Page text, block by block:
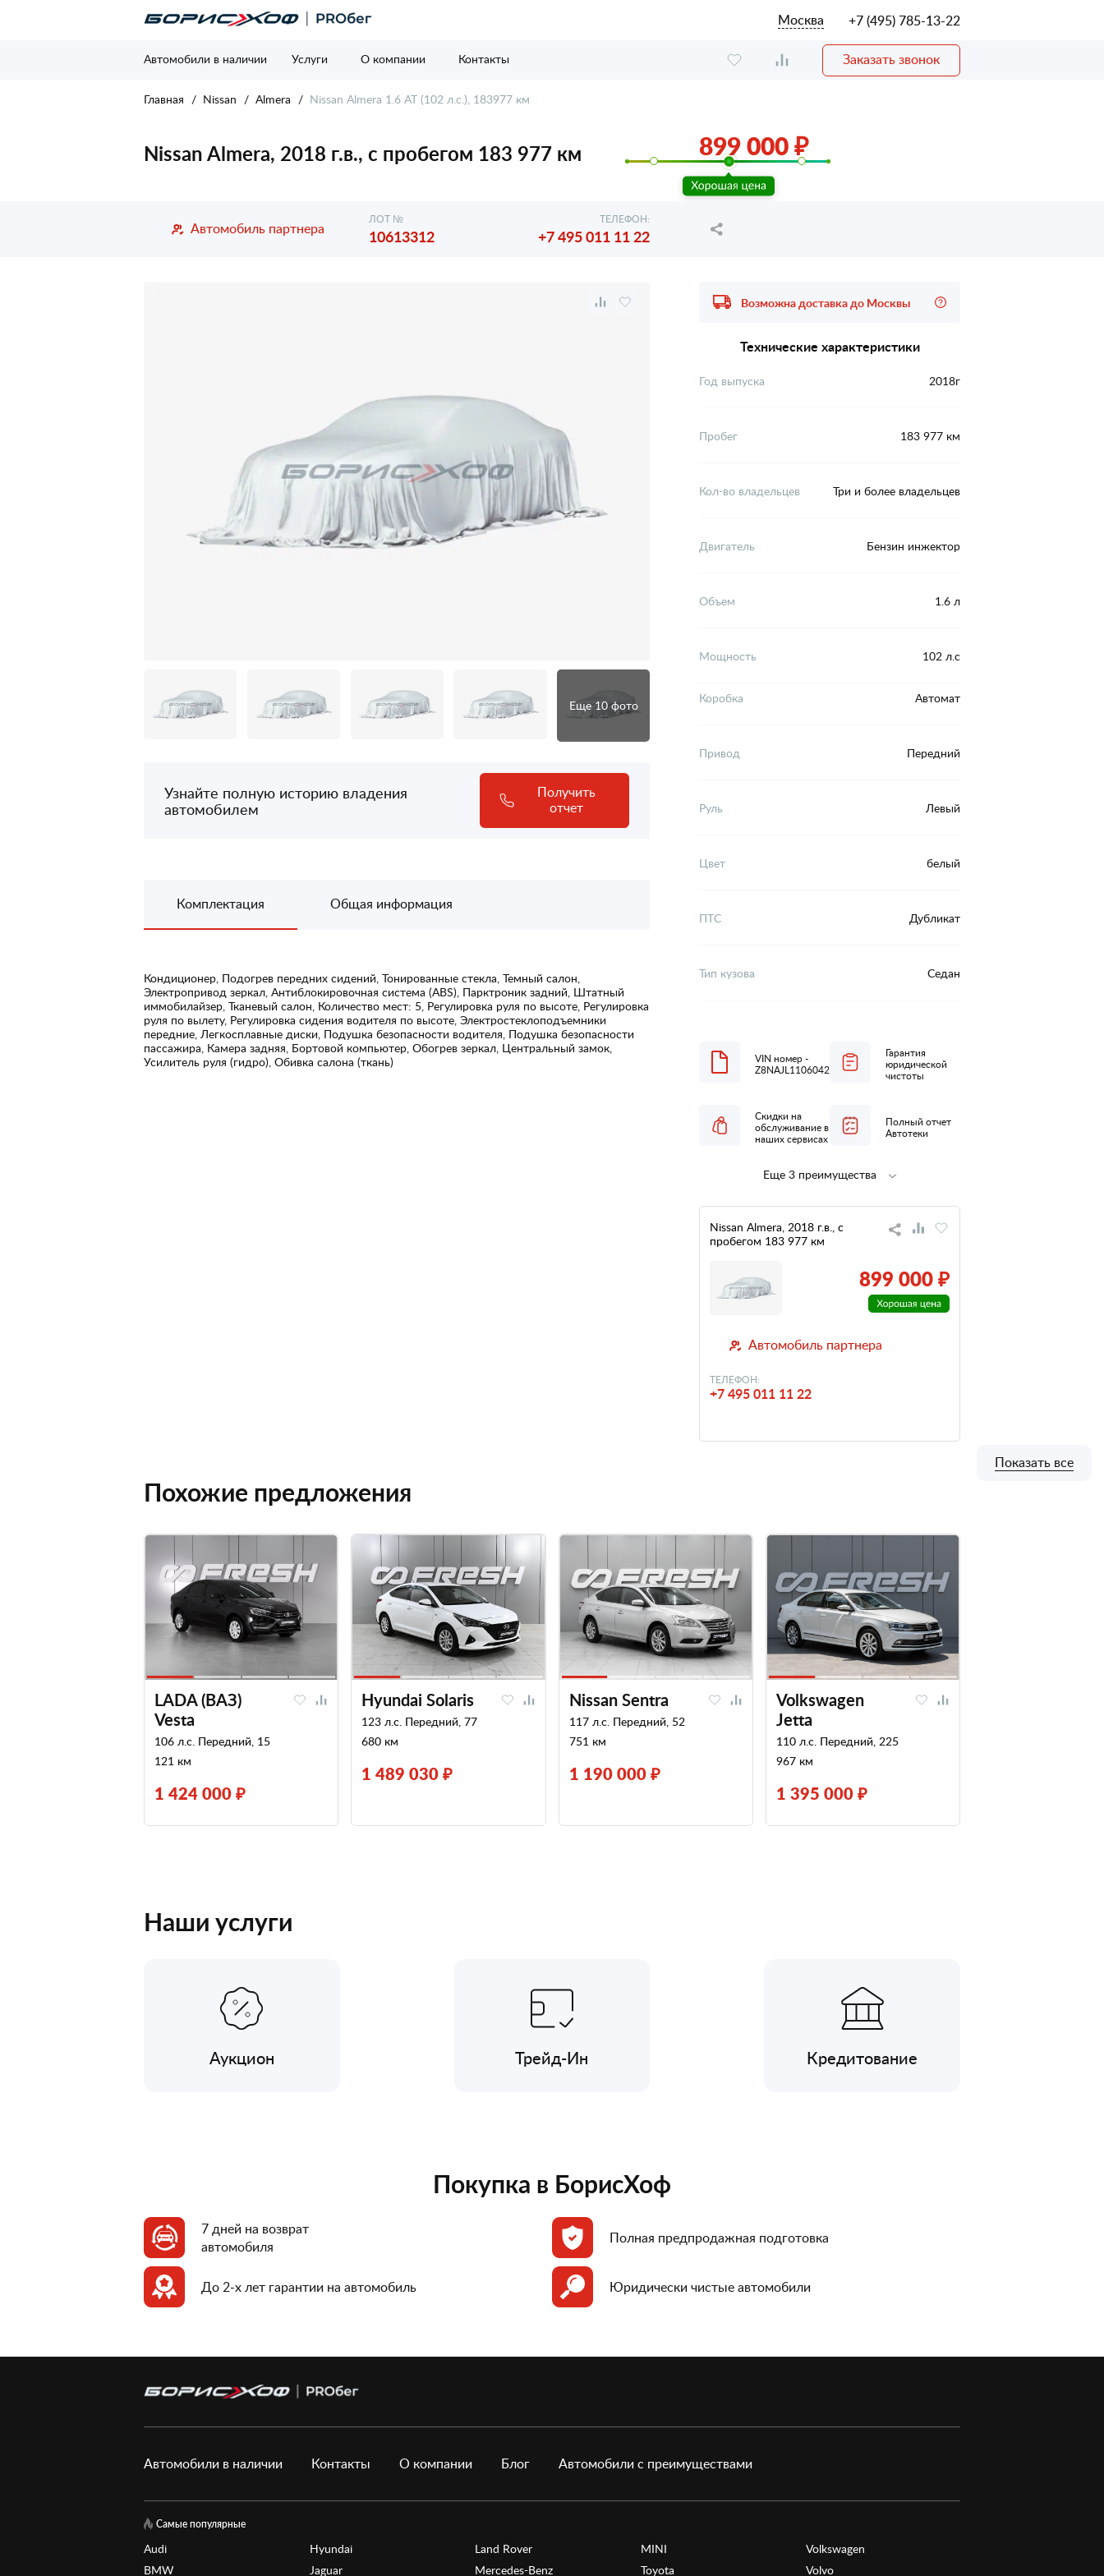
Москва +7 (495) 785-13-22
Автомобили в наличии Услуги О компании Контакты Заказать звонок
Главная Nissan Almera Nissan Almera 1.6 AT (102 л.с.), 183977 км
Nissan Almera, 2018 г.в., с пробегом 183 977 км 899 000 ₽
Автомобиль партнера
ЛОТ №
10613312
ТЕЛЕФОН:
+7 495 011 11 22
Еще 10 фото
Узнайте полную историю владения
автомобилем
Получить
отчет
Комплектация Общая информация
Кондиционер, Подогрев передних сидений, Тонированные стекла, Темный салон,
Электропривод зеркал, Антиблокировочная система (ABS), Парктроник задний, Штатный
иммобилайзер, Тканевый салон, Количество мест: 5, Регулировка руля по высоте, Регулировка
руля по вылету, Регулировка сидения водителя по высоте, Электростеклоподъемники
передние, Легкосплавные диски, Подушка безопасности водителя, Подушка безопасности
пассажира, Камера задняя, Бортовой компьютер, Обогрев зеркал, Центральный замок,
Усилитель руля (гидро), Обивка салона (ткань)
Возможна доставка до Москвы
Технические характеристики
Год выпуска 2018г
Пробег 183 977 км
Кол-во владельцев Три и более владельцев
Двигатель Бензин инжектор
Объем 1.6 л
Мощность 102 л.с
Коробка Автомат
Привод Передний
Руль Левый
Цвет белый
ПТС Дубликат
Тип кузова Седан
VIN номер -
Z8NAJL11060423516
Гарантия
юридической
чистоты
Скидки на
обслуживание в
наших сервисах
Полный отчет
Автотеки
Полная
низкий
Еще 3 преимущества
Nissan Almera, 2018 г.в., с
пробегом 183 977 км
899 000 ₽
Автомобиль партнера
ТЕЛЕФОН:
+7 495 011 11 22
Похожие предложения
LADA (ВАЗ)
Vesta
106 л.с. Передний, 15
121 км
1 424 000 ₽
Hyundai Solaris
123 л.с. Передний, 77
680 км
1 489 030 ₽
Nissan Sentra
117 л.с. Передний, 52
751 км
1 190 000 ₽
Volkswagen
Jetta
110 л.с. Передний, 225
967 км
1 395 000 ₽
Показать все
Наши услуги
Аукцион Трейд-Ин Кредитование
Покупка в БорисХоф
7 дней на возврат
автомобиля
Полная предпродажная подготовка
До 2-х лет гарантии на автомобиль Юридически чистые автомобили
Автомобили в наличии Контакты О компании Блог Автомобили с преимуществами
Самые популярные
Audi
BMW
Hyundai
Jaguar
Land Rover
Mercedes-Benz
MINI
Toyota
Volkswagen
Volvo